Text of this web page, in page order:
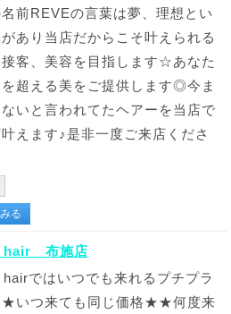
前REVEの言葉は夢、理想とい
あり当店だからこそ叶えられる
客、美容を目指します☆あなた
超える美をご提供します◎今ま
いと言われてたヘアーを当店で
えます♪是非一度ご来店くださ
る
hair 布施店
ではいつでも来れるプチプラ
いつ来ても同じ価格★★何度来